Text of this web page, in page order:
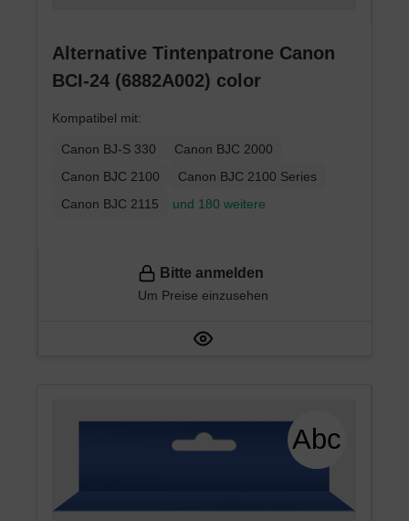
Alternative Tintenpatrone Canon
BCI-24 (6882A002) color
Kompatibel mit:
Canon BJ-S 330
Canon BJC 2000
Canon BJC 2100
Canon BJC 2100 Series
Canon BJC 2115
und 180 weitere
Bitte anmelden
Um Preise einzusehen